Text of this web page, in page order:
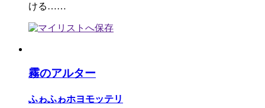
ける……
霧のアルター
ふゎふゎホヨモッテリ